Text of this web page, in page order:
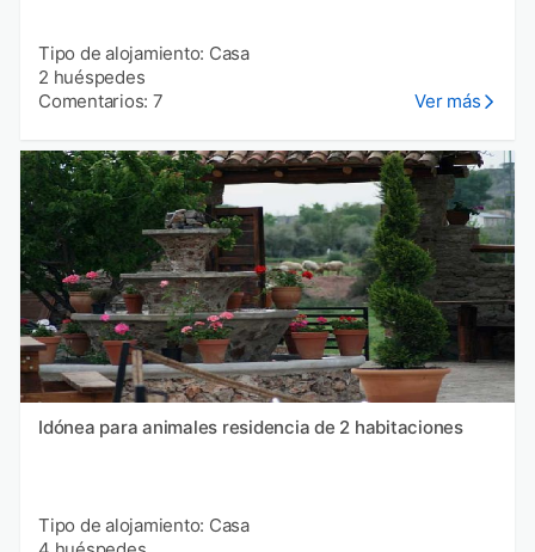
Tipo de alojamiento: Casa
2 huéspedes
Comentarios: 7
Ver más
Idónea para animales residencia de 2 habitaciones
Tipo de alojamiento: Casa